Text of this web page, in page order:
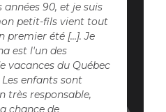
90, et je suis
petit-fils vient tout
premier été […]. Je
est l'un des
vacances du Québec
enfants sont
très responsable,
chance de